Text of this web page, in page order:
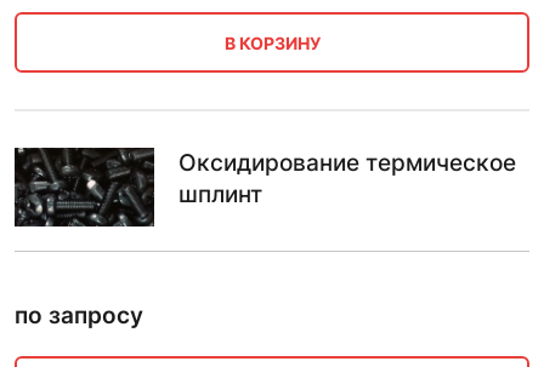
В КОРЗИНУ
Оксидирование термическое
шплинт
по запросу